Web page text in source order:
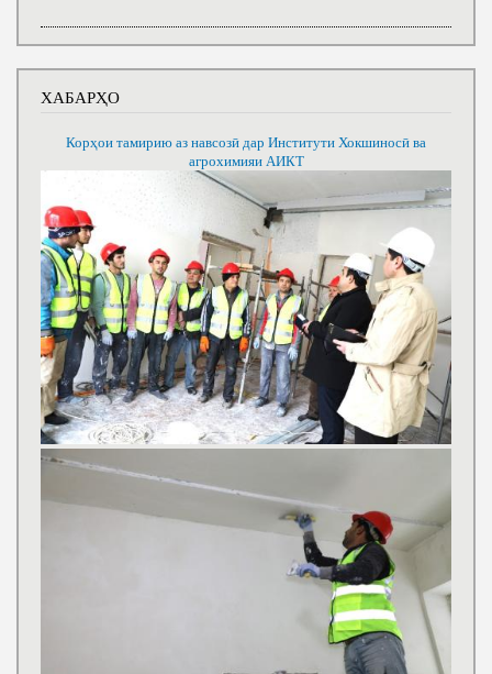
ХАБАРҲО
Корҳои тамирию аз навсозӣ дар Институти Хокшиносӣ ва
агрохимияи АИКТ